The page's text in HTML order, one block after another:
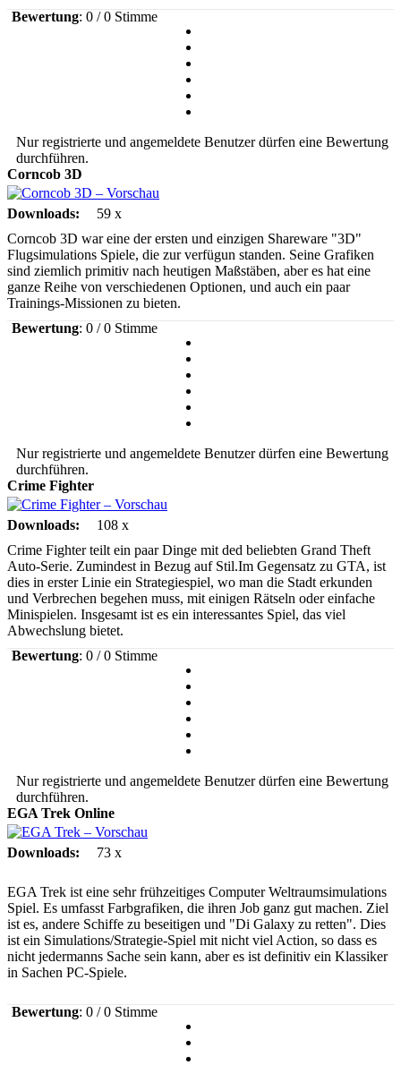
Bewertung: 0 / 0 Stimme
Nur registrierte und angemeldete Benutzer dürfen eine Bewertung
durchführen.
Corncob 3D
Downloads:
59 x
Corncob 3D war eine der ersten und einzigen Shareware "3D"
Flugsimulations Spiele, die zur verfügun standen. Seine Grafiken
sind ziemlich primitiv nach heutigen Maßstäben, aber es hat eine
ganze Reihe von verschiedenen Optionen, und auch ein paar
Trainings-Missionen zu bieten.
Bewertung: 0 / 0 Stimme
Nur registrierte und angemeldete Benutzer dürfen eine Bewertung
durchführen.
Crime Fighter
Downloads:
108 x
Crime Fighter teilt ein paar Dinge mit ded beliebten Grand Theft
Auto-Serie. Zumindest in Bezug auf Stil.Im Gegensatz zu GTA, ist
dies in erster Linie ein Strategiespiel, wo man die Stadt erkunden
und Verbrechen begehen muss, mit einigen Rätseln oder einfache
Minispielen. Insgesamt ist es ein interessantes Spiel, das viel
Abwechslung bietet.
Bewertung: 0 / 0 Stimme
Nur registrierte und angemeldete Benutzer dürfen eine Bewertung
durchführen.
EGA Trek Online
Downloads: 73 x
EGA Trek ist eine sehr frühzeitiges Computer Weltraumsimulations
Spiel. Es umfasst Farbgrafiken, die ihren Job ganz gut machen. Ziel
ist es, andere Schiffe zu beseitigen und "Di Galaxy zu retten". Dies
ist ein Simulations/Strategie-Spiel mit nicht viel Action, so dass es
nicht jedermanns Sache sein kann, aber es ist definitiv ein Klassiker
in Sachen PC-Spiele.
Bewertung: 0 / 0 Stimme